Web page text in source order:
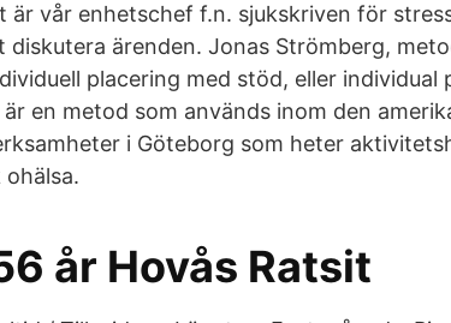
är vår enhetschef f.n. sjukskriven för
ärenden. Jonas Strömberg,
placering med stöd, eller individual
en metod som används inom den
i Göteborg som heter
år Hovås Ratsit